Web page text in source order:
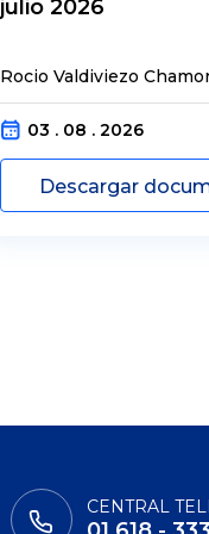
julio 2026
Rocio Valdiviezo
03 . 08 . 2026
Descargar
CENTRAL